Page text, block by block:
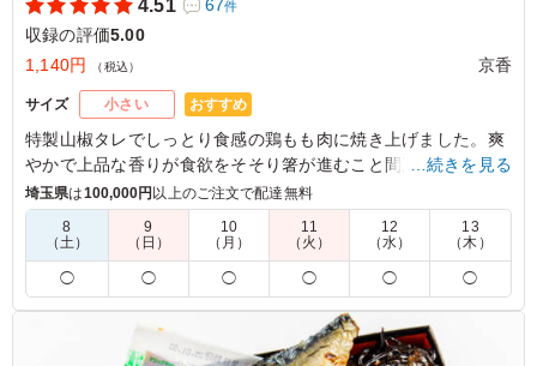
4.51 67件
収録の評価5.00
1,140円
（税込） 京香
サイズ 小さい おすすめ
特製山椒タレでしっとり食感の鶏もも肉に焼き上げました。爽
やかで上品な香りが食欲をそそり箸が進むこと間違いなしの至
福の逸品を是非ご堪能ください。
※お弁当容器は電子レンジ使用不可です。
5.0 山本
山椒の香りが爽やかに広がり、和食らしい上品で落ち着い
た味わいでした。鶏肉もパサつきがなく、しっとりとした
…続きを見る
埼玉県は100,000円 以上のご注文で配達無料
8
（土）
9
（日）
10
（月）
11
（火）
12
（水）
13
（木）
◯ ◯ ◯ ◯ ◯ ◯